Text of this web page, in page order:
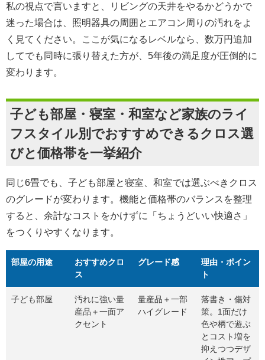
私の視点で言いますと、リビングの天井をやるかどうかで
迷った場合は、照明器具の周囲とエアコン周りの汚れをよ
く見てください。ここが気になるレベルなら、数万円追加
してでも同時に張り替えた方が、5年後の満足度が圧倒的に
変わります。
子ども部屋・寝室・和室など家族のライ
フスタイル別でおすすめできるクロス選
びと価格帯を一挙紹介
同じ6畳でも、子ども部屋と寝室、和室では選ぶべきクロス
のグレードが変わります。機能と価格帯のバランスを整理
すると、余計なコストをかけずに「ちょうどいい快適さ」
をつくりやすくなります。
部屋の用途
おすすめクロ
ス
グレード感
理由・ポイン
ト
子ども部屋
汚れに強い量
産品＋一面ア
クセント
量産品＋一部
ハイグレード
落書き・傷対
策。1面だけ
色や柄で遊ぶ
とコスト増を
抑えつつデザ